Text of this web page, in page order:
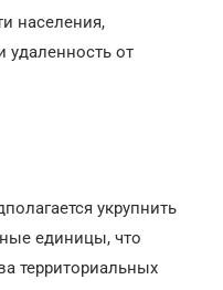
населения,
удаленность от
укрупнить
единицы, что
территориальных